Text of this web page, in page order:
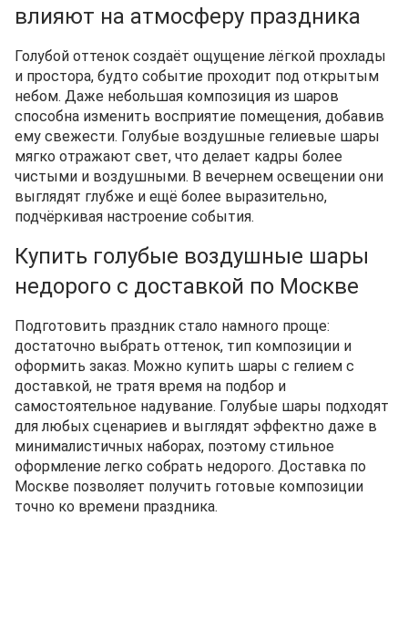
влияют на атмосферу праздника
Голубой оттенок создаёт ощущение лёгкой прохлады
и простора, будто событие проходит под открытым
небом. Даже небольшая композиция из шаров
способна изменить восприятие помещения, добавив
ему свежести. Голубые воздушные гелиевые шары
мягко отражают свет, что делает кадры более
чистыми и воздушными. В вечернем освещении они
выглядят глубже и ещё более выразительно,
подчёркивая настроение события.
Купить голубые воздушные шары
недорого с доставкой по Москве
Подготовить праздник стало намного проще:
достаточно выбрать оттенок, тип композиции и
оформить заказ. Можно купить шары с гелием с
доставкой, не тратя время на подбор и
самостоятельное надувание. Голубые шары подходят
для любых сценариев и выглядят эффектно даже в
минималистичных наборах, поэтому стильное
оформление легко собрать недорого. Доставка по
Москве позволяет получить готовые композиции
точно ко времени праздника.